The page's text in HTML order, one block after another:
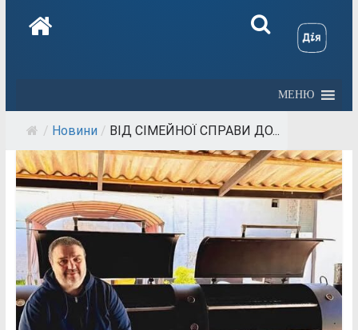
МЕНЮ
/ Новини / ВІД СІМЕЙНОЇ СПРАВИ ДО...